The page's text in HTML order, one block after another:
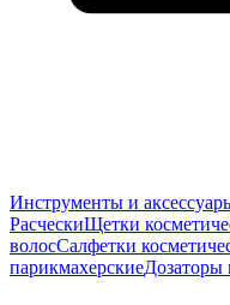
Инструменты и
РасческиЩетки
волосСалфетки
парикмахерскиеДозаторы